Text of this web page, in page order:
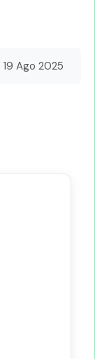
19 Ago 2025